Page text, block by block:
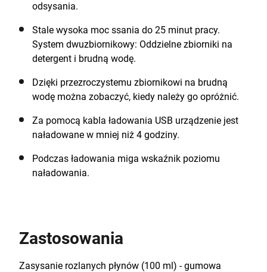
odsysania.
Stale wysoka moc ssania do 25 minut pracy.
System dwuzbiornikowy: Oddzielne zbiorniki na
detergent i brudną wodę.
Dzięki przezroczystemu zbiornikowi na brudną
wodę można zobaczyć, kiedy należy go opróżnić.
Za pomocą kabla ładowania USB urządzenie jest
naładowane w mniej niż 4 godziny.
Podczas ładowania miga wskaźnik poziomu
naładowania.
Zastosowania
Zasysanie rozlanych płynów (100 ml) - gumowa